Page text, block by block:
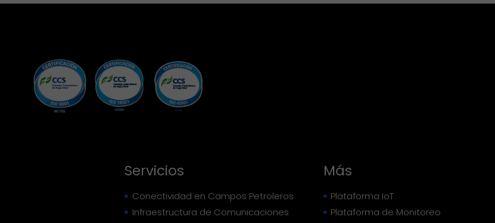
eficiencia (monocristalinos bifaciales
diseñados para entornos
con bajo mantenimiento y
silenciosa, y bancos de baterías
(litio-ion, LiFePO4)
de carga MPPT inteligentes,
de onda pura con capacidad de
con generadores diésel, y
de gestión energética (EMS) que
Servicios
Conectividad en Campos Petroleros
Infraestructura de Comunicaciones
Más
Plataforma IoT
Plataforma de Monitoreo